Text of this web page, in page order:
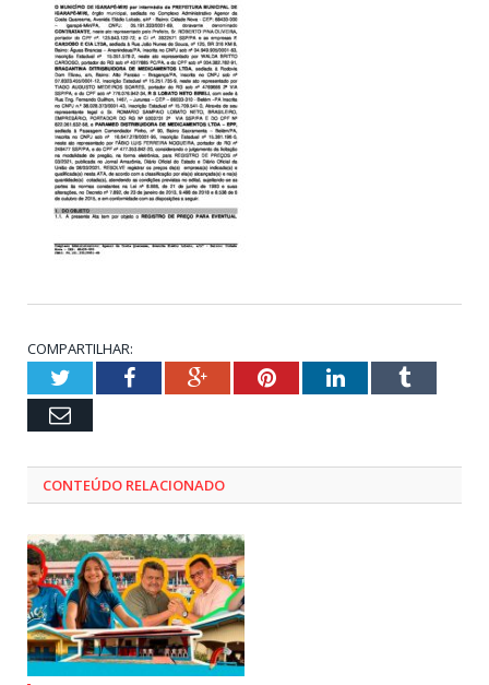
COMPARTILHAR:
TwitterFacebookGoogle+PinterestLinkedInTumblr
Email
CONTEÚDO RELACIONADO